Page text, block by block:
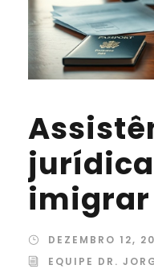
imigrar
DEZEMBRO 12,
EQUIPE DR.